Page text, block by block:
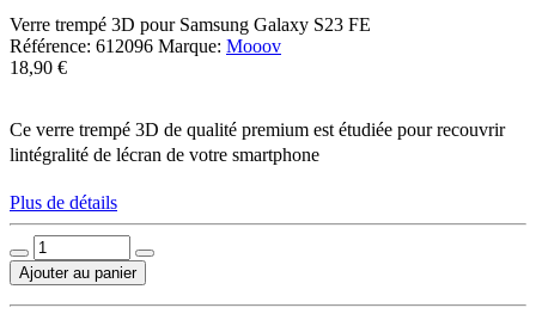
Verre trempé 3D pour Samsung Galaxy S23 FE
Référence: 612096 Marque: Mooov
18,90 €
Ce verre trempé 3D de qualité premium est étudiée pour recouvrir
lintégralité de lécran de votre smartphone
Plus de détails
Ajouter au panier